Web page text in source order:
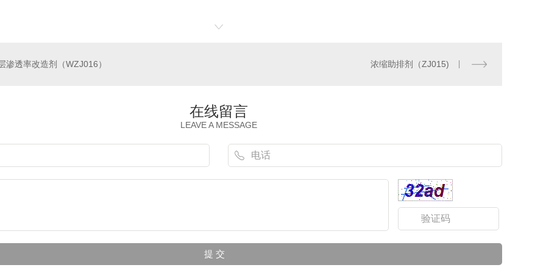
渗透率改造剂（WZJ016） 浓缩助排剂（ZJ015)
在线留言
LEAVE A MESSAGE